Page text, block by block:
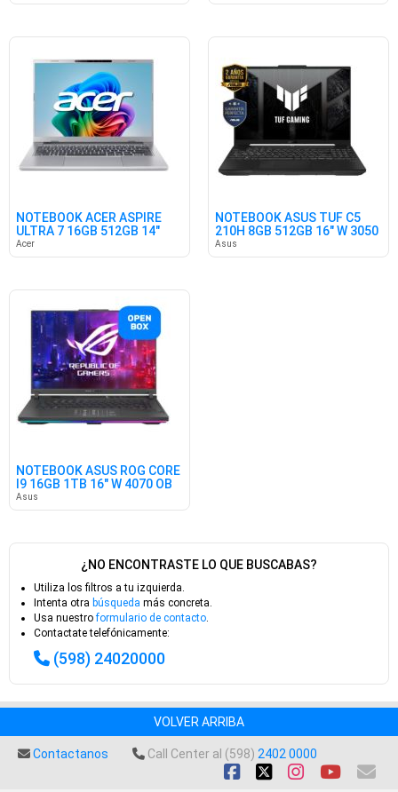
NOTEBOOK ACER ASPIRE
ULTRA 7 16GB 512GB 14"
W11
Acer
NOTEBOOK ASUS TUF C5
210H 8GB 512GB 16" W 3050
6GB
Asus
NOTEBOOK ASUS ROG CORE
I9 16GB 1TB 16" W 4070 OB
Asus
¿NO ENCONTRASTE LO QUE BUSCABAS?
Utiliza los filtros a tu izquierda.
Intenta otra búsqueda más concreta.
Usa nuestroformulario de contacto.
Contactate telefónicamente:
(598) 24020000
VOLVER ARRIBA
Contactanos Call Center al (598) 2402 0000